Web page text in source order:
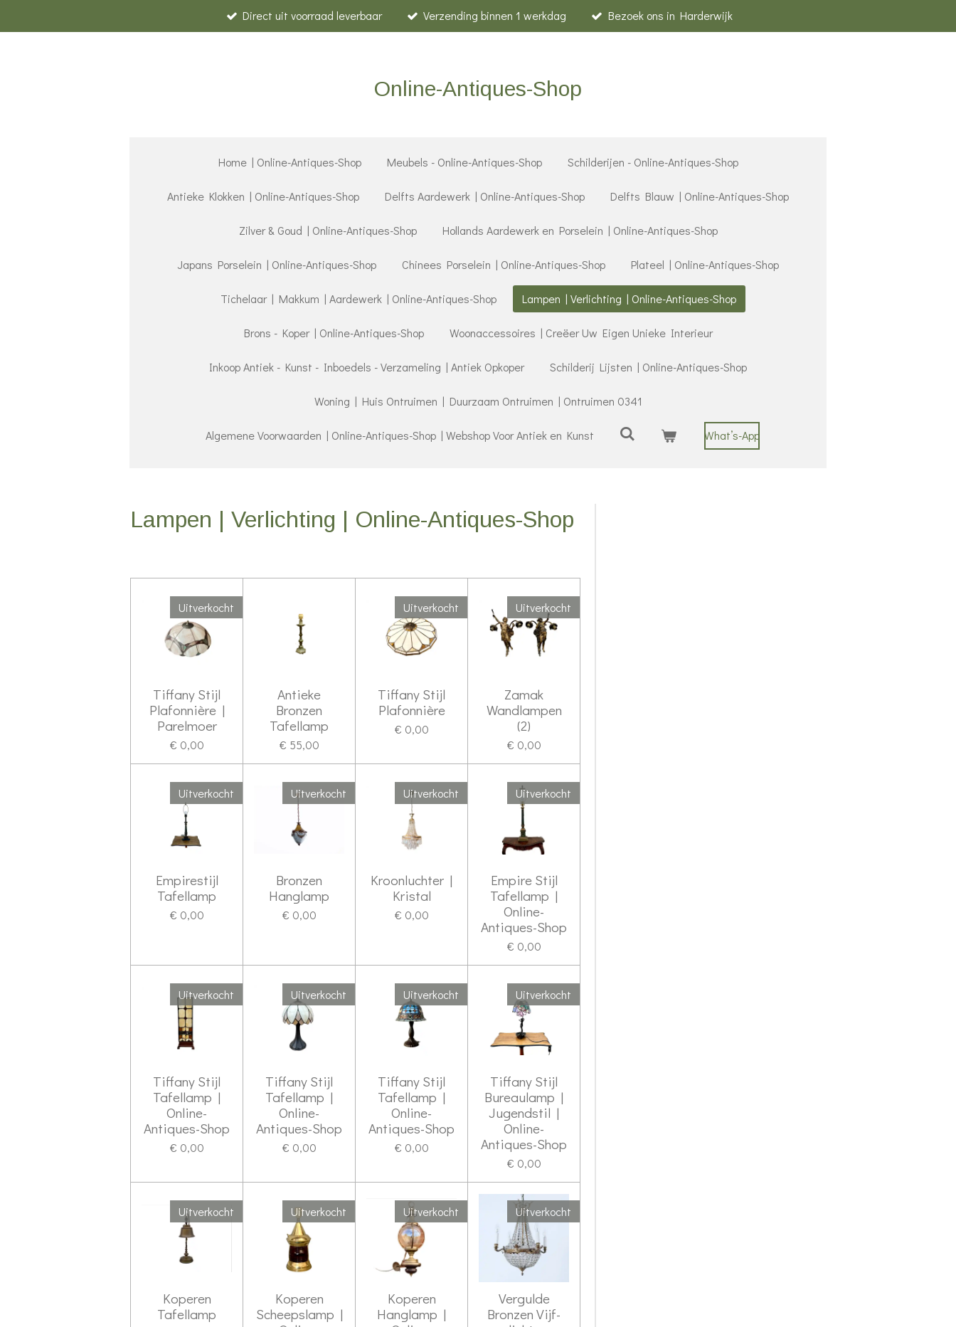
direct
Direct uit voorraad leverbaar Verzending binnen 1 werkdag Bezoek ons in Harderwijk
Online-Antiques-Shop
Home | Online-Antiques-Shop Meubels - Online-Antiques-Shop Schilderijen - Online-Antiques-Shop
Antieke Klokken | Online-Antiques-Shop Delfts Aardewerk | Online-Antiques-Shop Delfts Blauw | Online-Antiques-Shop
Zilver & Goud | Online-Antiques-Shop Hollands Aardewerk en Porselein | Online-Antiques-Shop
Japans Porselein | Online-Antiques-Shop Chinees Porselein | Online-Antiques-Shop Plateel | Online-Antiques-Shop
Tichelaar | Makkum | Aardewerk | Online-Antiques-Shop Lampen | Verlichting | Online-Antiques-Shop
Brons - Koper | Online-Antiques-Shop Woonaccessoires | Creëer Uw Eigen Unieke Interieur
Inkoop Antiek - Kunst - Inboedels - Verzameling | Antiek Opkoper Schilderij Lijsten | Online-Antiques-Shop
Woning | Huis Ontruimen | Duurzaam Ontruimen | Ontruimen 0341
Algemene Voorwaarden | Online-Antiques-Shop | Webshop Voor Antiek en Kunst What’s-App
Lampen | Verlichting | Online-Antiques-Shop
Uitverkocht
Tiffany Stijl
Plafonnière |
Parelmoer
€ 0,00
Antieke
Bronzen
Tafellamp
€ 55,00
Uitverkocht
Tiffany Stijl
Plafonnière
€ 0,00
Uitverkocht
Zamak
Wandlampen
(2)
€ 0,00
Uitverkocht
Empirestijl
Tafellamp
€ 0,00
Uitverkocht
Bronzen
Hanglamp
€ 0,00
Uitverkocht
Kroonluchter |
Kristal
€ 0,00
Uitverkocht
Empire Stijl
Tafellamp |
Online-
Antiques-Shop
€ 0,00
Uitverkocht
Tiffany Stijl
Tafellamp |
Online-
Antiques-Shop
€ 0,00
Uitverkocht
Tiffany Stijl
Tafellamp |
Online-
Antiques-Shop
€ 0,00
Uitverkocht
Tiffany Stijl
Tafellamp |
Online-
Antiques-Shop
€ 0,00
Uitverkocht
Tiffany Stijl
Bureaulamp |
Jugendstil |
Online-
Antiques-Shop
€ 0,00
Uitverkocht
Koperen
Tafellamp
Uitverkocht
Koperen
Scheepslamp |
Uitverkocht
Koperen
Hanglamp |
Uitverkocht
Vergulde
Bronzen Vijf-